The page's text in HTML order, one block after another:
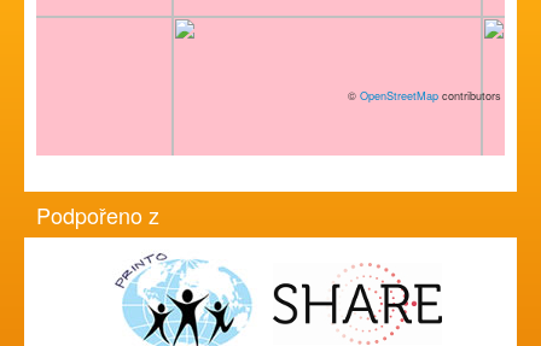
© OpenStreetMap contributors
Podpořeno z